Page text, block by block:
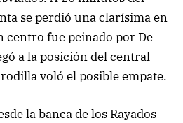
se perdió una clarísima en
centro fue peinado por De
a la posición del central
voló el posible empate.
la banca de los Rayados